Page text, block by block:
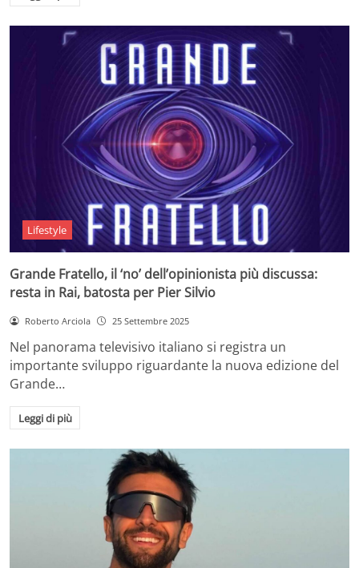
Lifestyle
Grande Fratello, il ‘no’ dell’opinionista più discussa:
resta in Rai, batosta per Pier Silvio
Roberto Arciola 25 Settembre 2025
Nel panorama televisivo italiano si registra un
importante sviluppo riguardante la nuova edizione del
Grande…
Leggi di più